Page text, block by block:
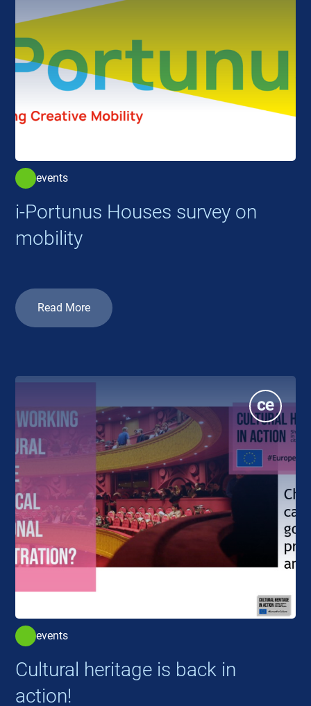
events
i-Portunus Houses survey on
mobility
Read More
events
Cultural heritage is back in
action!